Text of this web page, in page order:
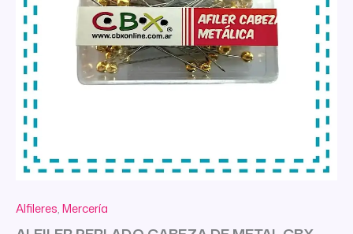
Alfileres,Mercería